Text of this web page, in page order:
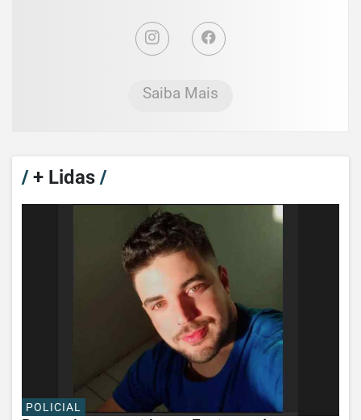
Saiba Mais
/+ Lidas /
POLICIAL